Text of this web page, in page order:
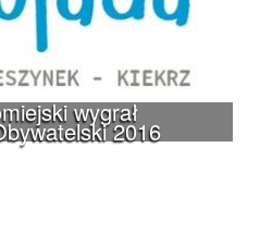
wygrał
2016